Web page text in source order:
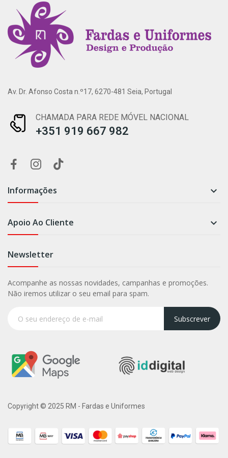
Av. Dr. Afonso Costa n.º17, 6270-481 Seia, Portugal
CHAMADA PARA REDE MÓVEL NACIONAL
+351 919 667 982
Informações 
Apoio Ao Cliente 
Newsletter
Acompanhe as nossas novidades, campanhas e promoções.
Não iremos utilizar o seu email para spam.
Subscrever
Copyright © 2025 RM - Fardas e Uniformes